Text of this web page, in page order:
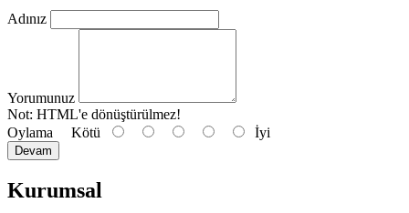
Adınız
Yorumunuz
Not: HTML'e dönüştürülmez!
Oylama Kötü İyi
Devam
Kurumsal